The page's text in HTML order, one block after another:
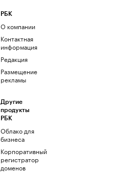
РБК
О компании
Контактная
информация
Редакция
Размещение
рекламы
Другие
продукты
РБК
Облако для
бизнеса
Корпоративный
регистратор
доменов